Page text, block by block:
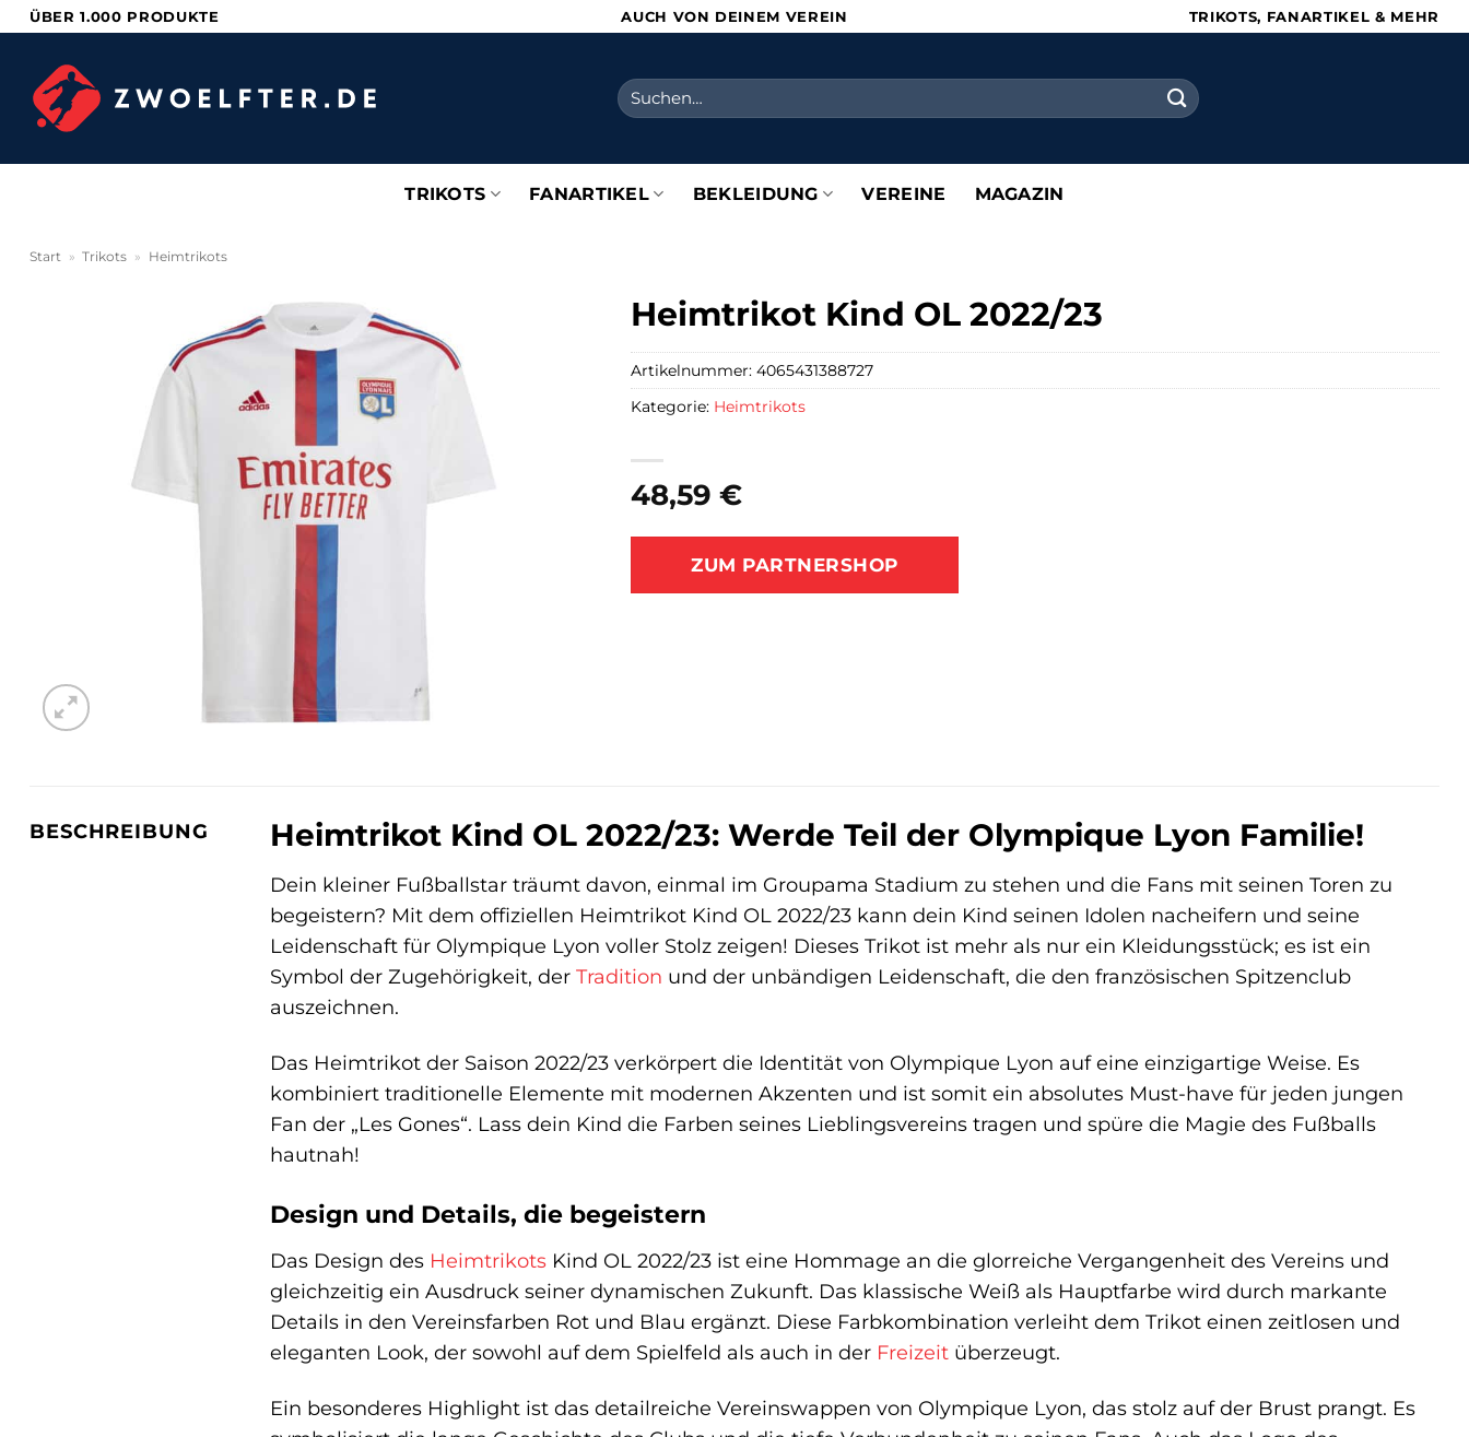
Zum
springen
ÜBER 1.000 PRODUKTE AUCH VON DEINEM VEREIN TRIKOTS, FANARTIKEL & MEHR
Suchen
nach:
TRIKOTS FANARTIKEL BEKLEIDUNG VEREINE MAGAZIN
Start » Trikots » Heimtrikots
Heimtrikot Kind OL 2022/23
48,59 €
ZUM PARTNERSHOP
Artikelnummer: 4065431388727
Kategorie: Heimtrikots
BESCHREIBUNG Heimtrikot Kind OL 2022/23: Werde Teil der Olympique Lyon Familie!
Dein kleiner Fußballstar träumt davon, einmal im Groupama Stadium zu stehen und die Fans mit seinen Toren zu
begeistern? Mit dem offiziellen Heimtrikot Kind OL 2022/23 kann dein Kind seinen Idolen nacheifern und seine
Leidenschaft für Olympique Lyon voller Stolz zeigen! Dieses Trikot ist mehr als nur ein Kleidungsstück; es ist ein
Symbol der Zugehörigkeit, der Tradition und der unbändigen Leidenschaft, die den französischen Spitzenclub
auszeichnen.
Das Heimtrikot der Saison 2022/23 verkörpert die Identität von Olympique Lyon auf eine einzigartige Weise. Es
kombiniert traditionelle Elemente mit modernen Akzenten und ist somit ein absolutes Must-have für jeden jungen
Fan der „Les Gones“. Lass dein Kind die Farben seines Lieblingsvereins tragen und spüre die Magie des Fußballs
hautnah!
Design und Details, die begeistern
Das Design des Heimtrikots Kind OL 2022/23 ist eine Hommage an die glorreiche Vergangenheit des Vereins und
gleichzeitig ein Ausdruck seiner dynamischen Zukunft. Das klassische Weiß als Hauptfarbe wird durch markante
Details in den Vereinsfarben Rot und Blau ergänzt. Diese Farbkombination verleiht dem Trikot einen zeitlosen und
eleganten Look, der sowohl auf dem Spielfeld als auch in der Freizeit überzeugt.
Ein besonderes Highlight ist das detailreiche Vereinswappen von Olympique Lyon, das stolz auf der Brust prangt. Es